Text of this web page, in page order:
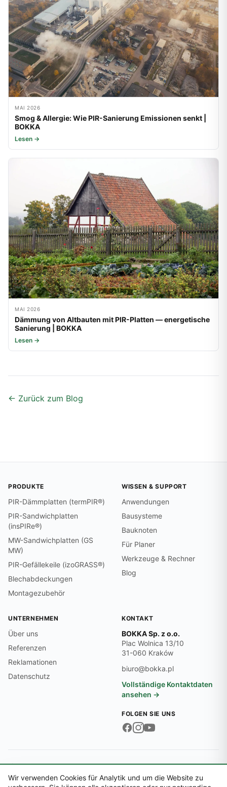
MAI 2026
Smog & Allergie: Wie PIR-Sanierung Emissionen senkt |
BOKKA
Lesen →
MAI 2026
Dämmung von Altbauten mit PIR-Platten — energetische
Sanierung | BOKKA
Lesen →
← Zurück zum Blog
PRODUKTE
PIR-Dämmplatten (termPIR®)
PIR-Sandwichplatten
(insPIRe®)
MW-Sandwichplatten (GS
MW)
PIR-Gefällekeile (izoGRASS®)
Blechabdeckungen
Montagezubehör
WISSEN & SUPPORT
Anwendungen
Bausysteme
Bauknoten
Für Planer
Werkzeuge & Rechner
Blog
UNTERNEHMEN
Über uns
Referenzen
Reklamationen
Datenschutz
KONTAKT
BOKKA Sp. z o.o.
Plac Wolnica 13/10
31-060 Kraków
biuro@bokka.pl
Vollständige Kontaktdaten
ansehen →
FOLGEN SIE UNS
Firmendaten:USt-IdNr. PL6762545474 · REGON 369497701 · KRS
0000718870
© 2026 BOKKA Sp. z o.o.
Wir verwenden Cookies für Analytik und um die Website zu